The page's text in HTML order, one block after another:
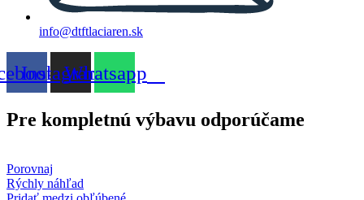
info@dtftlaciaren.sk
InstagramWhatsapp
Pre kompletnú výbavu odporúčame
Porovnaj
Rýchly náhľad